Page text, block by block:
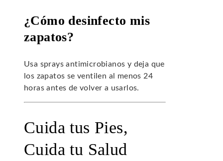
¿Cómo desinfecto mis
zapatos?
Usa sprays antimicrobianos y deja que
los zapatos se ventilen al menos 24
horas antes de volver a usarlos.
Cuida tus Pies,
Cuida tu Salud